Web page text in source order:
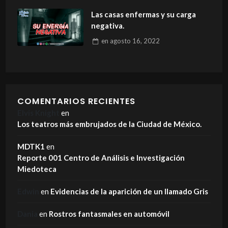
Las casas enfermas y su carga
negativa.
en agosto 16, 2022
COMENTARIOS RECIENTES
en
Los teatros más embrujados de la Ciudad de México.
MDTK1 en
Reporte 001 Centro de Análisis e Investigación
Miedoteca
en Evidencias de la aparición de un llamado Gris
en Rostros fantasmales en automóvil